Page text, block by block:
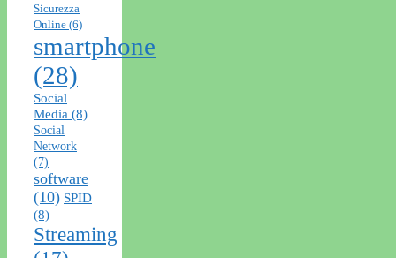
Sicurezza
Online (6)
smartphone
(28)
Social
Media (8)
Social
Network
(7)
software
(10) SPID
(8)
Streaming